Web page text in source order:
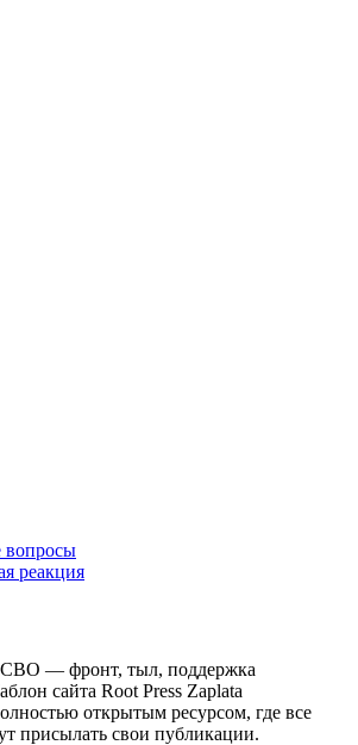
вопросы
реакция
— фронт, тыл, поддержка
сайта Root Press Zaplata
открытым ресурсом, где все
присылать свои публикации.